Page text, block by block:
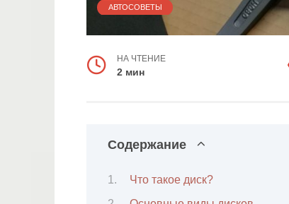
АВТОСОВЕТЫ
НА ЧТЕНИЕ
2 мин
Содержание
Что такое диск?